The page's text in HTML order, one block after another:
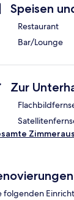
Speisen
Restaurant
Bar/Lounge
Zur
folgenden